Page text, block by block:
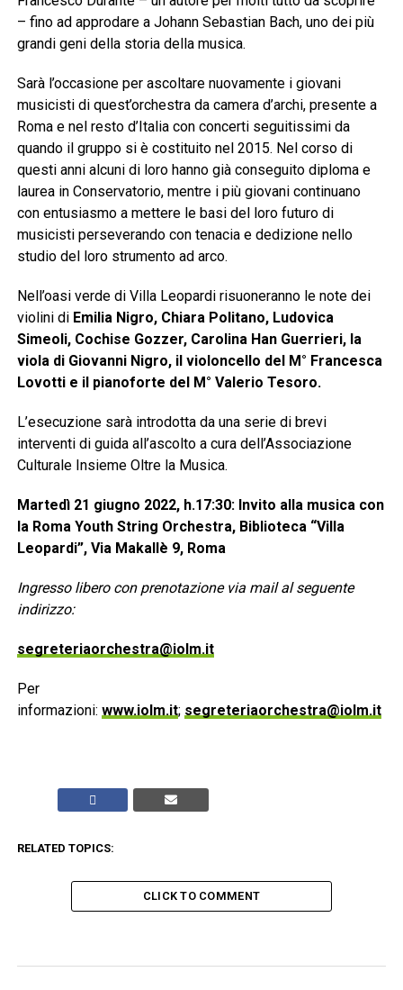
– fino ad approdare a Johann Sebastian Bach, uno dei più
grandi geni della storia della musica.
Sarà l’occasione per ascoltare nuovamente i giovani
musicisti di quest’orchestra da camera d’archi, presente a
Roma e nel resto d’Italia con concerti seguitissimi da
quando il gruppo si è costituito nel 2015. Nel corso di
questi anni alcuni di loro hanno già conseguito diploma e
laurea in Conservatorio, mentre i più giovani continuano
con entusiasmo a mettere le basi del loro futuro di
musicisti perseverando con tenacia e dedizione nello
studio del loro strumento ad arco.
Nell’oasi verde di Villa Leopardi risuoneranno le note dei
violini di Emilia Nigro, Chiara Politano, Ludovica
Simeoli, Cochise Gozzer, Carolina Han Guerrieri, la
viola di Giovanni Nigro, il violoncello del M° Francesca
Lovotti e il pianoforte del M° Valerio Tesoro.
L’esecuzione sarà introdotta da una serie di brevi
interventi di guida all’ascolto a cura dell’Associazione
Culturale Insieme Oltre la Musica.
Martedì 21 giugno 2022, h.17:30: Invito alla musica con
la Roma Youth String Orchestra, Biblioteca “Villa
Leopardi”, Via Makallè 9, Roma
Ingresso libero con prenotazione via mail al seguente
indirizzo:
segreteriaorchestra@iolm.it
Per
informazioni: www.iolm.it; segreteriaorchestra@iolm.it
RELATED TOPICS:
CLICK TO COMMENT